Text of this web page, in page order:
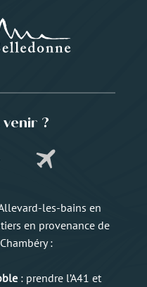
?
les-bains en
en provenance de
:
: prendre l’A41 et